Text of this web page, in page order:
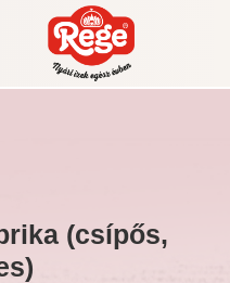
/ Rege – Chilipaprika
(csípős,